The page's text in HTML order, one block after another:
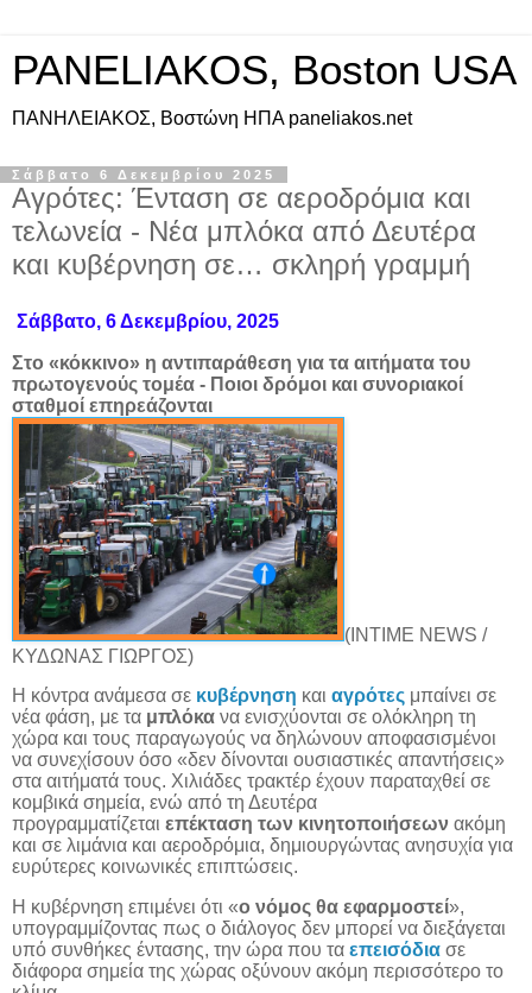
PANELIAKOS, Boston USA
ΠAΝΗΛΕΙΑΚΟΣ, Βοστώνη ΗΠΑ paneliakos.net
Σάββατο 6 Δεκεμβρίου 2025
Αγρότες: Ένταση σε αεροδρόμια και
τελωνεία - Νέα μπλόκα από Δευτέρα
και κυβέρνηση σε… σκληρή γραμμή
Σάββατο, 6 Δεκεμβρίου, 2025
Στο «κόκκινο» η αντιπαράθεση για τα αιτήματα του
πρωτογενούς τομέα - Ποιοι δρόμοι και συνοριακοί
σταθμοί επηρεάζονται
( INTIME NEWS /
ΚΥΔΩΝΑΣ ΓΙΩΡΓΟΣ)
Η κόντρα ανάμεσα σε κυβέρνηση και αγρότες μπαίνει σε
νέα φάση, με τα μπλόκα να ενισχύονται σε ολόκληρη τη
χώρα και τους παραγωγούς να δηλώνουν αποφασισμένοι
να συνεχίσουν όσο «δεν δίνονται ουσιαστικές απαντήσεις»
στα αιτήματά τους. Χιλιάδες τρακτέρ έχουν παραταχθεί σε
κομβικά σημεία, ενώ από τη Δευτέρα
προγραμματίζεται επέκταση των κινητοποιήσεων ακόμη
και σε λιμάνια και αεροδρόμια, δημιουργώντας ανησυχία για
ευρύτερες κοινωνικές επιπτώσεις.
Η κυβέρνηση επιμένει ότι «ο νόμος θα εφαρμοστεί»,
υπογραμμίζοντας πως ο διάλογος δεν μπορεί να διεξάγεται
υπό συνθήκες έντασης, την ώρα που τα επεισόδια σε
διάφορα σημεία της χώρας οξύνουν ακόμη περισσότερο το